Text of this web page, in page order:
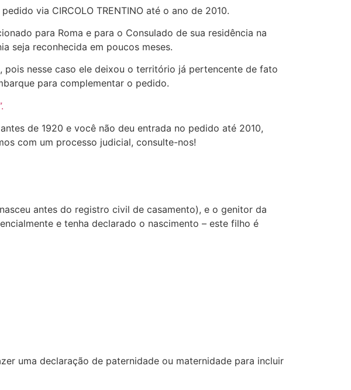
via CIRCOLO TRENTINO até o ano de 2010.
para Roma e para o Consulado de sua residência na
seja reconhecida em poucos meses.
pois nesse caso ele deixou o território já pertencente de fato
para complementar o pedido.
de 1920 e você não deu entrada no pedido até 2010,
com um processo judicial, consulte-nos!
antes do registro civil de casamento), e o genitor da
e tenha declarado o nascimento – este filho é
uma declaração de paternidade ou maternidade para incluir